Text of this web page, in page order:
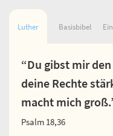
Luther Basisbibel
“Du gibst mir
deine Rechte
macht mich
Psalm 18,36